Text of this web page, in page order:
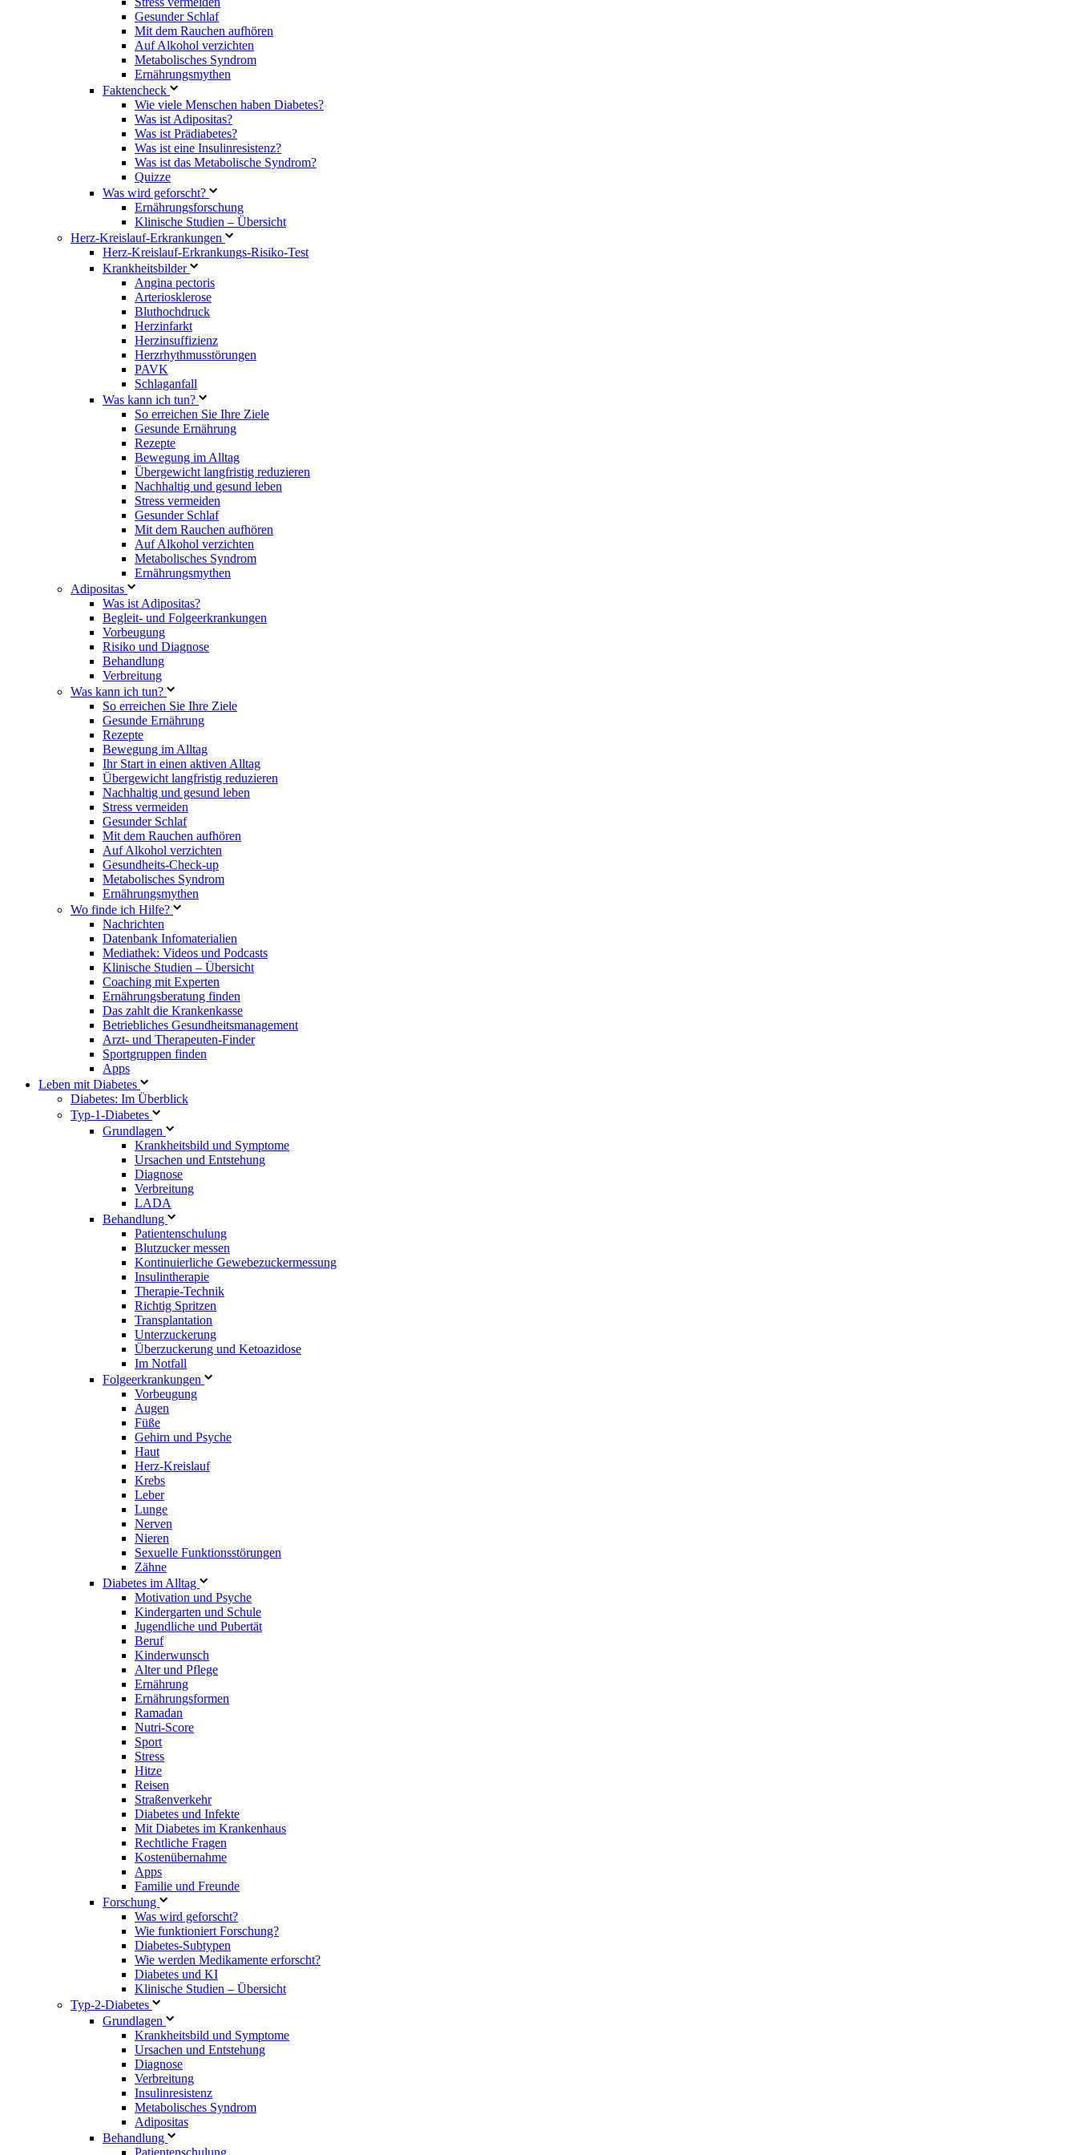
Gesunder Schlaf
Mit dem Rauchen aufhören
Auf Alkohol verzichten
Metabolisches Syndrom
Ernährungsmythen
Faktencheck
Wie viele Menschen haben Diabetes?
Was ist Adipositas?
Was ist Prädiabetes?
Was ist eine Insulinresistenz?
Was ist das Metabolische Syndrom?
Quizze
Was wird geforscht?
Ernährungsforschung
Klinische Studien – Übersicht
Herz-Kreislauf-Erkrankungen
Herz-Kreislauf-Erkrankungs-Risiko-Test
Krankheitsbilder
Angina pectoris
Arteriosklerose
Bluthochdruck
Herzinfarkt
Herzinsuffizienz
Herzrhythmusstörungen
PAVK
Schlaganfall
Was kann ich tun?
So erreichen Sie Ihre Ziele
Gesunde Ernährung
Rezepte
Bewegung im Alltag
Übergewicht langfristig reduzieren
Nachhaltig und gesund leben
Stress vermeiden
Gesunder Schlaf
Mit dem Rauchen aufhören
Auf Alkohol verzichten
Metabolisches Syndrom
Ernährungsmythen
Adipositas
Was ist Adipositas?
Begleit- und Folgeerkrankungen
Vorbeugung
Risiko und Diagnose
Behandlung
Verbreitung
Was kann ich tun?
So erreichen Sie Ihre Ziele
Gesunde Ernährung
Rezepte
Bewegung im Alltag
Ihr Start in einen aktiven Alltag
Übergewicht langfristig reduzieren
Nachhaltig und gesund leben
Stress vermeiden
Gesunder Schlaf
Mit dem Rauchen aufhören
Auf Alkohol verzichten
Gesundheits-Check-up
Metabolisches Syndrom
Ernährungsmythen
Wo finde ich Hilfe?
Nachrichten
Datenbank Infomaterialien
Mediathek: Videos und Podcasts
Klinische Studien – Übersicht
Coaching mit Experten
Ernährungsberatung finden
Das zahlt die Krankenkasse
Betriebliches Gesundheitsmanagement
Arzt- und Therapeuten-Finder
Sportgruppen finden
Apps
Leben mit Diabetes
Diabetes: Im Überblick
Typ-1-Diabetes
Grundlagen
Krankheitsbild und Symptome
Ursachen und Entstehung
Diagnose
Verbreitung
LADA
Behandlung
Patientenschulung
Blutzucker messen
Kontinuierliche Gewebezuckermessung
Insulintherapie
Therapie-Technik
Richtig Spritzen
Transplantation
Unterzuckerung
Überzuckerung und Ketoazidose
Im Notfall
Folgeerkrankungen
Vorbeugung
Augen
Füße
Gehirn und Psyche
Haut
Herz-Kreislauf
Krebs
Leber
Lunge
Nerven
Nieren
Sexuelle Funktionsstörungen
Zähne
Diabetes im Alltag
Motivation und Psyche
Kindergarten und Schule
Jugendliche und Pubertät
Beruf
Kinderwunsch
Alter und Pflege
Ernährung
Ernährungsformen
Ramadan
Nutri-Score
Sport
Stress
Hitze
Reisen
Straßenverkehr
Diabetes und Infekte
Mit Diabetes im Krankenhaus
Rechtliche Fragen
Kostenübernahme
Apps
Familie und Freunde
Forschung
Was wird geforscht?
Wie funktioniert Forschung?
Diabetes-Subtypen
Wie werden Medikamente erforscht?
Diabetes und KI
Klinische Studien – Übersicht
Typ-2-Diabetes
Grundlagen
Krankheitsbild und Symptome
Ursachen und Entstehung
Diagnose
Verbreitung
Insulinresistenz
Metabolisches Syndrom
Adipositas
Behandlung
Patientenschulung